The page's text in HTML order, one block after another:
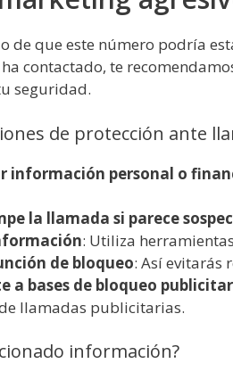
de que este número podría
contactado, te
seguridad.
de protección ante
información personal o
la llamada si parece
: Utiliza
de bloqueo: Así evitarás
a bases de bloqueo
llamadas publicitarias.
información?